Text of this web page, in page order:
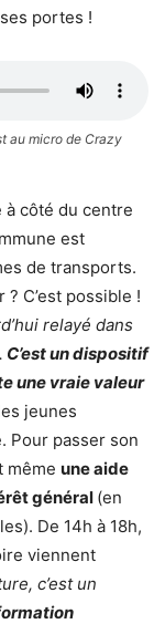
portes !
au micro de Crazy
à côté du centre
est
de transports.
C’est possible !
relayé dans
C’est un dispositif
une vraie valeur
jeunes
Pour passer son
même une aide
général (en
De 14h à 18h,
viennent
c’est un